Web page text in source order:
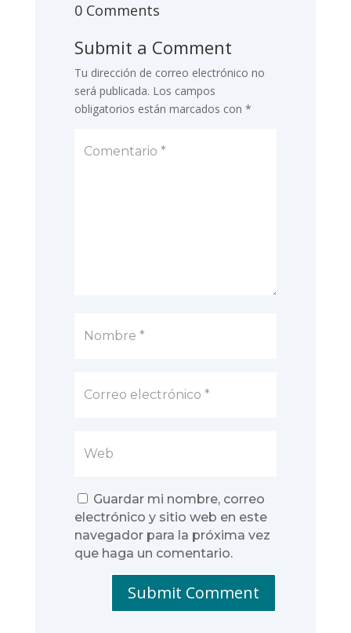
0 Comments
Submit a Comment
Tu dirección de correo electrónico no
será publicada. Los campos
obligatorios están marcados con *
Guardar mi nombre, correo
electrónico y sitio web en este
navegador para la próxima vez
que haga un comentario.
Submit Comment